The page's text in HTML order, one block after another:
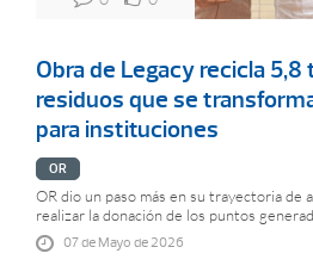
Obra de Legacy recicla 5,8
residuos que se
para instituciones
OR
OR dio un paso más en su trayectoria de
realizar la donación de los puntos
07 de Mayo de 2026